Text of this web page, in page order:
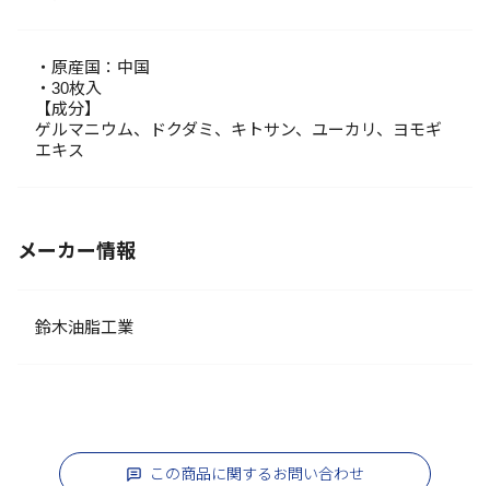
・原産国：中国
・30枚入
【成分】
ゲルマニウム、ドクダミ、キトサン、ユーカリ、ヨモギ
エキス
メーカー情報
鈴木油脂工業
この商品に関するお問い合わせ